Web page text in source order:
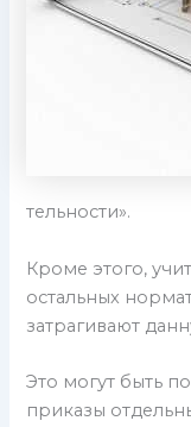
тельности».
Кроме этого,
остальных
затрагивают
Это могут быть
приказы